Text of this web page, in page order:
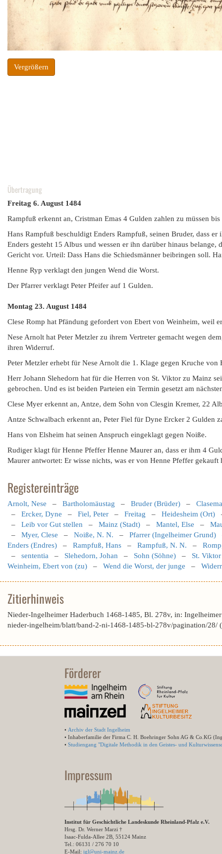
Vergrößern
Übertragung
Freitag 6. August 1484
Rampfuß erkennt an, Cristman Emas 4 Gulden zahlen zu müssen
Hans Rampfuß beschuldigt Enders Rampfuß, seinen Bruder, dass
Enders gesteht 15 Albus und wessen er ihn darüber hinaus
Gericht vor. Urteil: Dass Hans die Schiedsmänner beibringen soll.
Henne Ryp verklagt den jungen Wend die Worst.
Der Pfarrer verklagt Peter Pfeifer auf 1 Gulden.
Montag 23. August 1484
Clese Romp hat Pfändung gefordert von Ebert von Weinheim, weil
Nese Arnolt hat Peter Metzler zu ihrem Vertreter gemacht wegen
ihren Widerruf.
Peter Metzler erhebt für Nese Arnolt die 1. Klage gegen Kruche
Herr Johann Slehedorn hat für die Herren von St. Viktor zu Mainz
gebrochen. Und es ist beiden Parteien ein Termin gesetzt am
Clese Myer erkennt an, Antze, dem Sohn von Clesgin Kremer, 22
Antze Schwalbach erkennt an, Peter Fiel für Dyne Ercker 2 Gulden
Hans von Elsheim hat seinen Anspruch eingeklagt gegen Noiße.
Rudiger klagt für Henne Pfeffer Henne Maurer an, dass er ihm 4
Maurer antwortet: Er wisse nichts, was er von Henne Pfeffer
Registereinträge
Arnolt, Nese – Bartholomäustag – Bruder (Brüder) –
– Ercker, Dyne – Fiel, Peter – Freitag – Heidesheim (Ort)
– Leib vor Gut stellen – Mainz (Stadt) – Mantel, Else –
– Myer, Clese – Noiße, N. N. – Pfarrer (Ingelheimer Grund)
Enders (Endres) – Rampfuß, Hans – Rampfuß, N. N. –
– sententia – Slehedorn, Johan – Sohn (Söhne) – St.
Weinheim, Ebert von (zu) – Wend die Worst, der junge –
Zitierhinweis
Nieder-Ingelheimer Haderbuch 1468-1485, Bl. 278v, in:
nieder-ingelheim/blatt/band-2-ni-1468-1485-bl-278v/pagination/28/
Förderer
• Archiv der Stadt Ingelheim
• Inhaberfamilie der Firma C. H. Boehringer Sohn AG & Co.KG
• Studiengang "Digitale Methodik in den Geistes- und
Impressum
Institut für Geschichtliche Landeskunde Rheinland-Pfalz e.V.
Hrsg. Dr. Werner Marzi †
Isaac-Fulda-Allee 2B, 55124 Mainz
Tel.: 06131 / 276 70 10
E-Mail: igl@uni-mainz.de